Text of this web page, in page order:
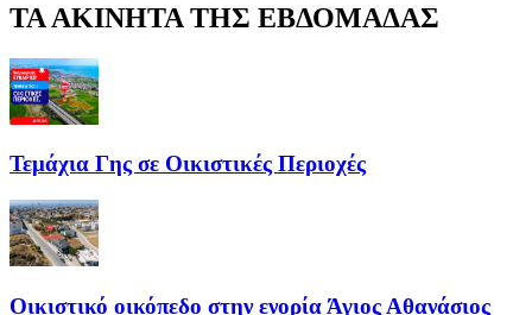
ΤΑ ΑΚΙΝΗΤΑ ΤΗΣ ΕΒΔΟΜΑΔΑΣ
Τεμάχια Γης σε Οικιστικές Περιοχές
Οικιστικό οικόπεδο στην ενορία Άγιος Αθανάσιος